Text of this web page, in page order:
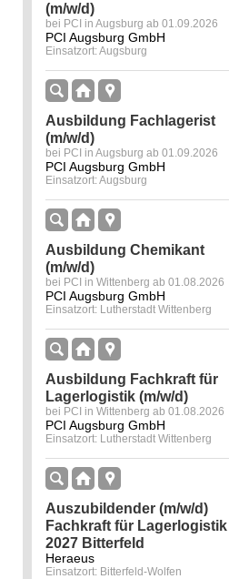
(m/w/d)
bei PCI in Augsburg ab 01.09.2026
PCI Augsburg GmbH
Einsatzort: Augsburg
Ausbildung Fachlagerist
(m/w/d)
bei PCI in Augsburg ab 01.09.2026
PCI Augsburg GmbH
Einsatzort: Augsburg
Ausbildung Chemikant
(m/w/d)
bei PCI in Wittenberg ab 01.08.2026
PCI Augsburg GmbH
Einsatzort: Lutherstadt Wittenberg
Ausbildung Fachkraft für
Lagerlogistik (m/w/d)
bei PCI in Wittenberg ab 01.08.2026
PCI Augsburg GmbH
Einsatzort: Lutherstadt Wittenberg
Auszubildender (m/w/d)
Fachkraft für Lagerlogistik
2027 Bitterfeld
Heraeus
Einsatzort: Bitterfeld-Wolfen